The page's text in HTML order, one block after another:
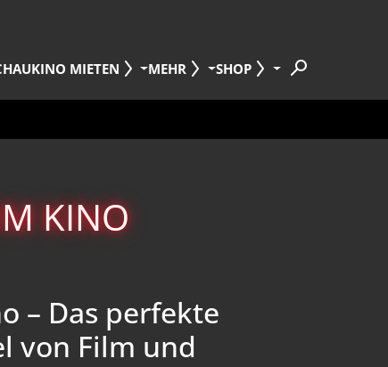
KINO MIETEN MEHR SHOP
KINO
– Das perfekte
von Film und